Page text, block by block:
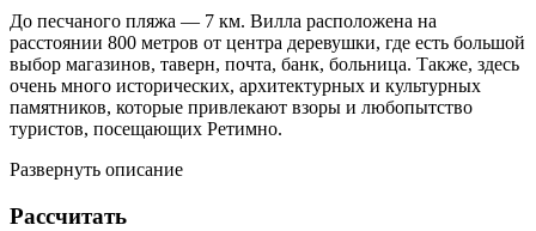
До песчаного пляжа — 7 км. Вилла расположена на
расстоянии 800 метров от центра деревушки, где есть большой
выбор магазинов, таверн, почта, банк, больница. Также, здесь
очень много исторических, архитектурных и культурных
памятников, которые привлекают взоры и любопытство
туристов, посещающих Ретимно.
Развернуть описание
Рассчитать